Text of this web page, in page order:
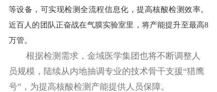
等设备，可实现检测全流程信息化，提高核酸检测效率。
近百人的团队正奋战在气膜实验室里，将产能提升至最高8
万管。
根据检测需求，金域医学集团也将不断调整人
员规模，陆续从内地抽调专业的技术骨干支援“猎鹰
号”，为提高核酸检测产能提供人员保障。